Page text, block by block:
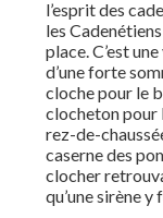
l’esprit des
les
place. C’est
d’une forte
cloche pour le
clocheton pour
rez-de-
caserne des
clocher
qu’une sirène y